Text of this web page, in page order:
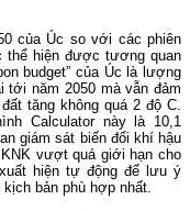
của Úc so với các phiên
thể hiện được tương quan
budget” của Úc là lượng
tới năm 2050 mà vẫn đảm
tăng không quá 2 độ C.
Calculator này là 10,1
giám sát biến đổi khí hậu
vượt quá giới hạn cho
hiện tự động để lưu ý
bản phù hợp nhất.